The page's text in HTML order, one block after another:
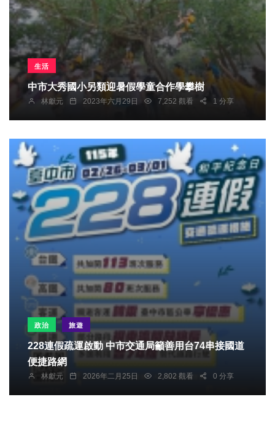
生活
中市大秀國小另類迎暑假學童合作學攀樹
林獻元 2023年六月29日 7,252 觀看 1 分享
政治 旅遊
228連假疏運啟動 中市交通局籲善用台74串接國道
便捷路網
林獻元 2026年二月25日 2,802 觀看 0 分享